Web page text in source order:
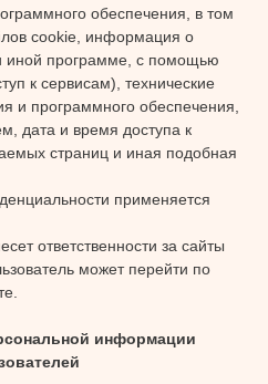
обеспечения, в том
cookie, информация о
иной программе, с помощью
к сервисам), технические
и программного обеспечения,
дата и время доступа к
страниц и иная подобная
применяется
ответственности за сайты
может перейти по
информации